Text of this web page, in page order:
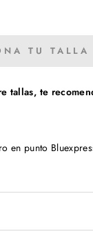
TU TALLA
tallas, te
en punto